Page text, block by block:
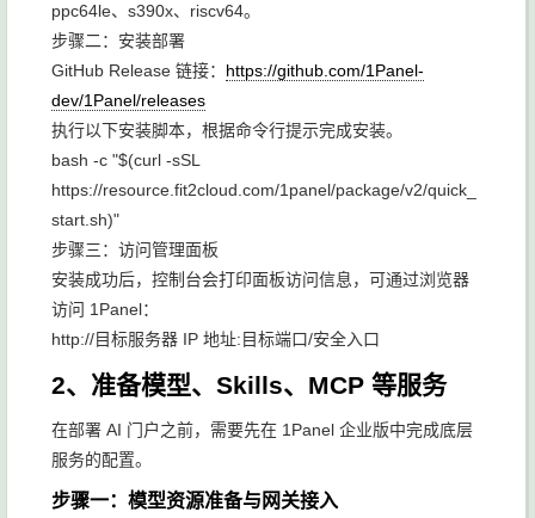
ppc64le、s390x、riscv64。
步骤二：安装部署
GitHub Release 链接： https://github.com/1Panel-
dev/1Panel/releases
执行以下安装脚本，根据命令行提示完成安装。
bash -c "$(curl -sSL
https://resource.fit2cloud.com/1panel/package/v2/quick_
start.sh)"
步骤三：访问管理面板
安装成功后，控制台会打印面板访问信息，可通过浏览器
访问 1Panel：
http://目标服务器 IP 地址:目标端口/安全入口
2、准备模型、Skills、MCP 等服务
在部署 AI 门户之前，需要先在 1Panel 企业版中完成底层
服务的配置。
步骤一：模型资源准备与网关接入